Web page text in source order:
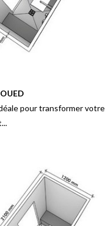
pour transformer votre